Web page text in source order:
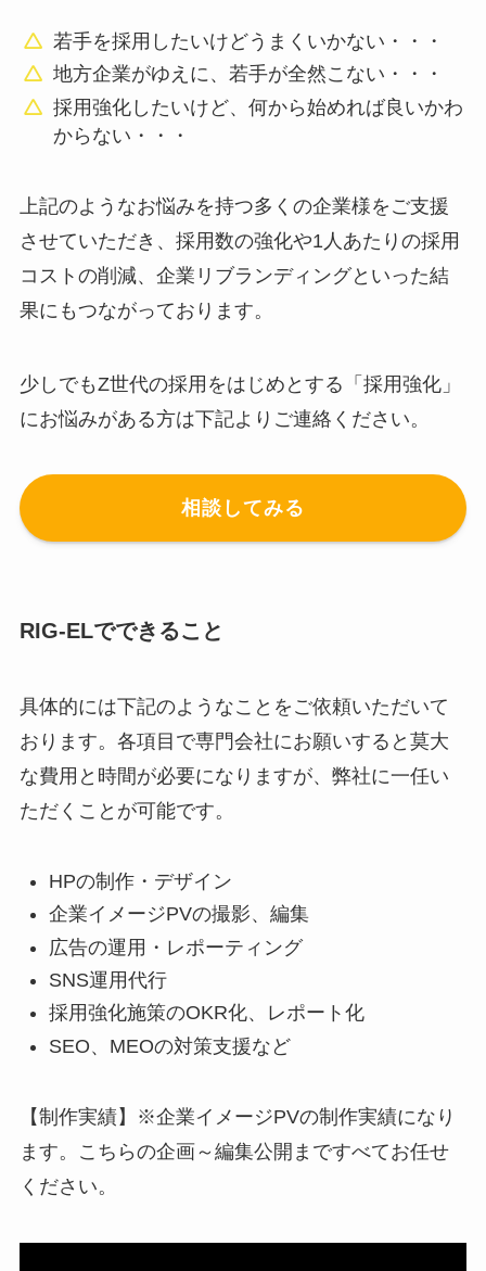
若手を採用したいけどうまくいかない・・・
地方企業がゆえに、若手が全然こない・・・
採用強化したいけど、何から始めれば良いかわ
からない・・・
上記のようなお悩みを持つ多くの企業様をご支援
させていただき、採用数の強化や1人あたりの採用
コストの削減、企業リブランディングといった結
果にもつながっております。
少しでもZ世代の採用をはじめとする「採用強化」
にお悩みがある方は下記よりご連絡ください。
相談してみる
RIG-ELでできること
具体的には下記のようなことをご依頼いただいて
おります。各項目で専門会社にお願いすると莫大
な費用と時間が必要になりますが、弊社に一任い
ただくことが可能です。
HPの制作・デザイン
企業イメージPVの撮影、編集
広告の運用・レポーティング
SNS運用代行
採用強化施策のOKR化、レポート化
SEO、MEOの対策支援など
【制作実績】※企業イメージPVの制作実績になり
ます。こちらの企画～編集公開まですべてお任せ
ください。